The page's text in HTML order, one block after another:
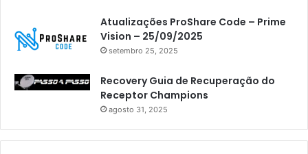
Atualizações ProShare Code – Prime
Vision – 25/09/2025
setembro 25, 2025
Recovery Guia de Recuperação do
Receptor Champions
agosto 31, 2025